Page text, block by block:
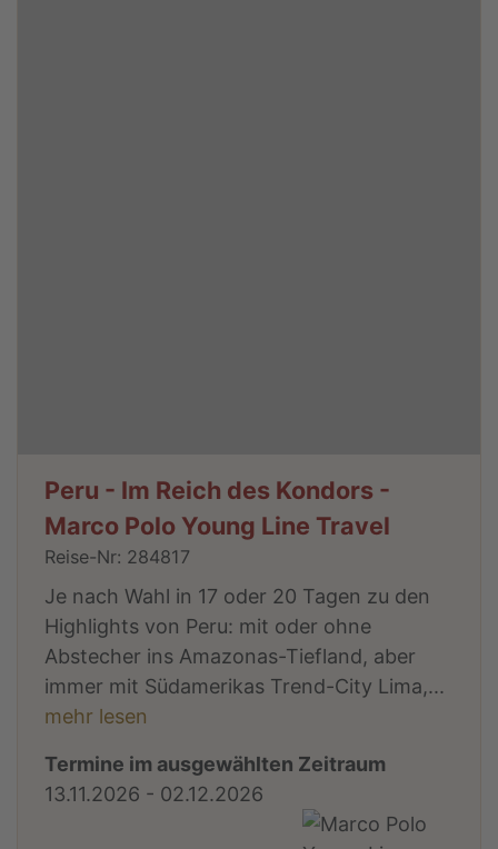
Peru - Im Reich des Kondors -
Marco Polo Young Line Travel
Reise-Nr: 284817
Je nach Wahl in 17 oder 20 Tagen zu den
Highlights von Peru: mit oder ohne
Abstecher ins Amazonas-Tiefland, aber
immer mit Südamerikas Trend-City Lima,...
mehr lesen
Termine im ausgewählten Zeitraum
13.11.2026 - 02.12.2026